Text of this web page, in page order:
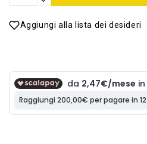
Aggiungi alla lista dei desideri